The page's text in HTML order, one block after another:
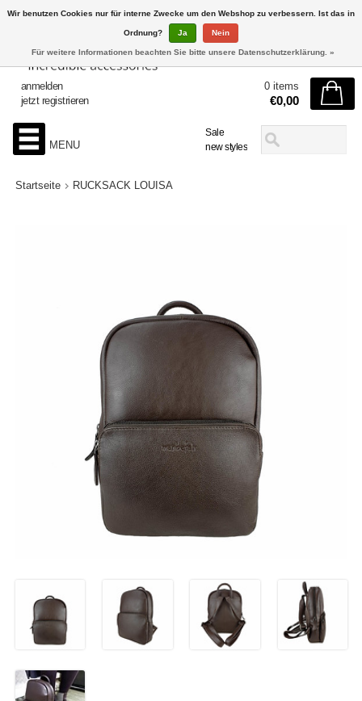
Sale
new styles
anmelden
jetzt registrieren
0 items
€0,00
MENU
Startseite RUCKSACK LOUISA
Wir benutzen Cookies nur für interne Zwecke um den Webshop zu verbessern. Ist das in
Ordnung? Ja Nein
Für weitere Informationen beachten Sie bitte unsere Datenschutzerklärung. »